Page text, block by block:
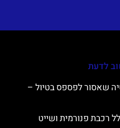
לדעת
שאסור לפספס בטיול –
רכבת פנורמית ושייט